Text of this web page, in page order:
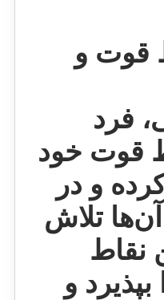
قوت و
فرد
قوت خود
و در
تلاش
نقاط
و